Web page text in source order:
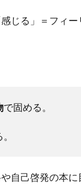
じる」＝フィ
で固める。
自己啓発の本に